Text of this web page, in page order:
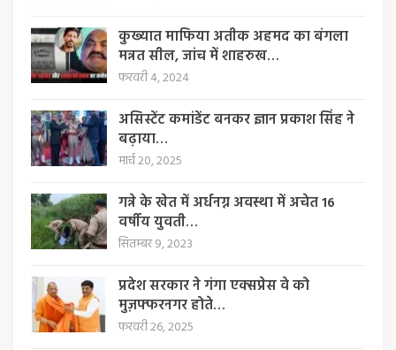
कुख्यात माफिया अतीक अहमद का बंगला
मन्नत सील, जांच में शाहरुख…
फरवरी 4, 2024
असिस्टेंट कमांडेंट बनकर ज्ञान प्रकाश सिंह ने
बढ़ाया…
मार्च 20, 2025
गन्ने के खेत में अर्धनग्न अवस्था में अचेत 16
वर्षीय युवती…
सितम्बर 9, 2023
प्रदेश सरकार ने गंगा एक्सप्रेस वे को
मुज़फ्फरनगर होते…
फरवरी 26, 2025